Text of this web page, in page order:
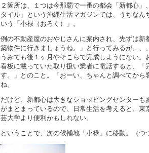
２箇所は、１つは今那覇で一番の都会「新都心」
タイル」という沖縄生活マガジンでは、うちなん
いう「小禄（おろく）」。
例の不動産屋のおやじさんに案内され、先ずは新
築物件に行きましょうね。」と行ってみるが、、
うみても後１ヶ月やそこらで完成しようにない。
看板に載っていた取り扱い業者に電話すると、「
す。」とのこと。「おーい、ちゃんと調べてから
ね。
だけど、新都心は大きなショッピングセンターも
がまとまっているので、日常生活を考えると、東
芸大学より便利かもしれない。
ということで、次の候補地「小禄」に移動。（つ